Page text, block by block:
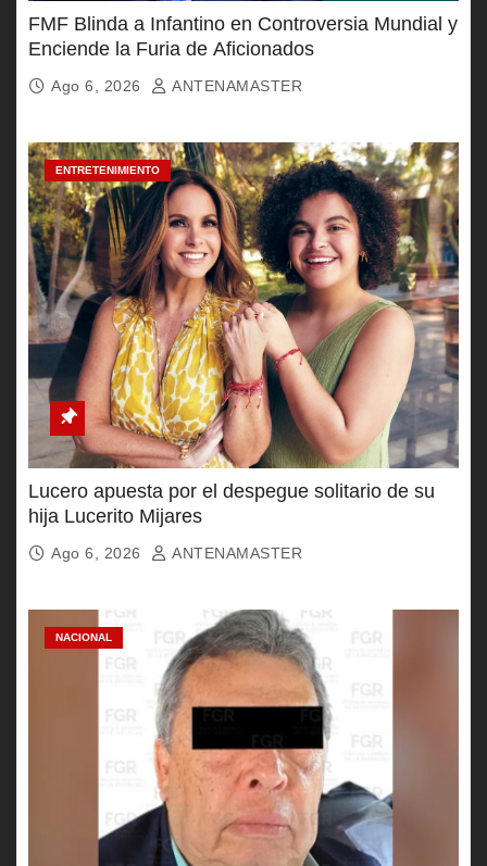
FMF Blinda a Infantino en Controversia Mundial y
Enciende la Furia de Aficionados
Ago 6, 2026 ANTENAMASTER
ENTRETENIMIENTO
Lucero apuesta por el despegue solitario de su
hija Lucerito Mijares
Ago 6, 2026 ANTENAMASTER
NACIONAL